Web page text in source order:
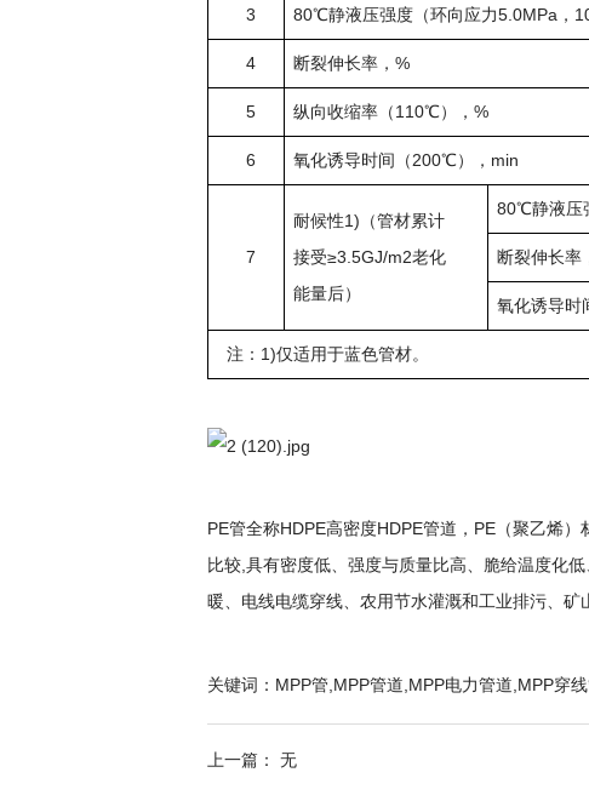
3 80℃静液压强度（环向应力5.0MPa，
4 断裂伸长率，%
5 纵向收缩率（110℃），%
6 氧化诱导时间（200℃），min
7
耐候性1)（管材累计
接受≥3.5GJ/m2老化
能量后）
80℃静液压
断裂伸长率
氧化诱导
注：1)仅适用于蓝色管材。
PE管全称HDPE高密度HDPE管道，PE（聚乙烯
比较,具有密度低、强度与质量比高、脆给温度化
暖、电线电缆穿线、农用节水灌溉和工业排污、矿
关键词：MPP管,MPP管道,MPP电力管道,MPP穿
上一篇： 无